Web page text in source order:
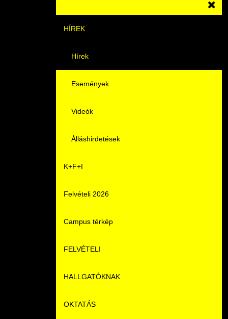
HÍREK
Hírek
Események
Videók
Álláshirdetések
K+F+I
Felvételi 2026
Campus térkép
FELVÉTELI
Pontozási rendszer szabályai
Felvetteknek
HALLGATÓKNAK
Képzéseink
OKTATÁS